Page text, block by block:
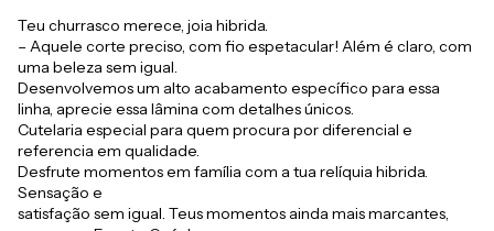
Teu churrasco merece, joia hibrida.
– Aquele corte preciso, com fio espetacular! Além é claro, com
uma beleza sem igual.
Desenvolvemos um alto acabamento específico para essa
linha, aprecie essa lâmina com detalhes únicos.
Cutelaria especial para quem procura por diferencial e
referencia em qualidade.
Desfrute momentos em família com a tua relíquia hibrida.
Sensação e
satisfação sem igual. Teus momentos ainda mais marcantes,